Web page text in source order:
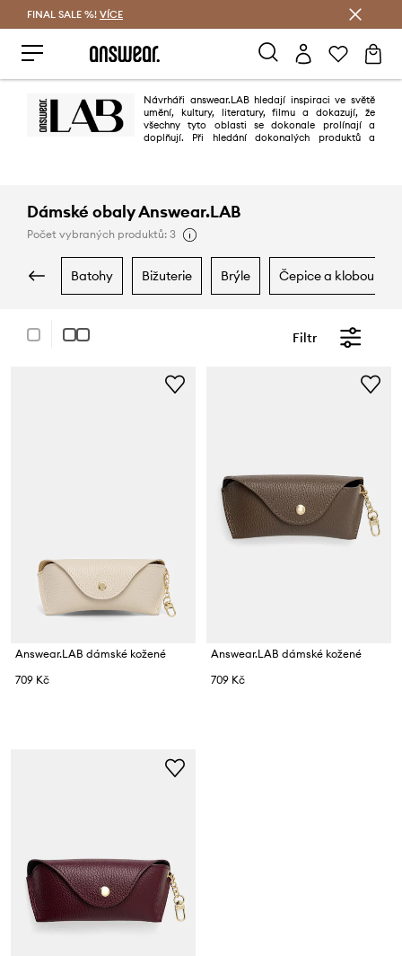
FINAL SALE %! VÍCE
Návrháři answear.LAB hledají inspiraci ve světě
umění, kultury, literatury, filmu a dokazují, že
všechny tyto oblasti se dokonale prolínají a
doplňují. Při hledání dokonalých produktů a
Dámské obaly Answear.LAB
Počet vybraných produktů: 3
batohy bižuterie brýle čepice a klobouky
Filtr
Answear.LAB dámské kožené
709 Kč
Answear.LAB dámské kožené
709 Kč